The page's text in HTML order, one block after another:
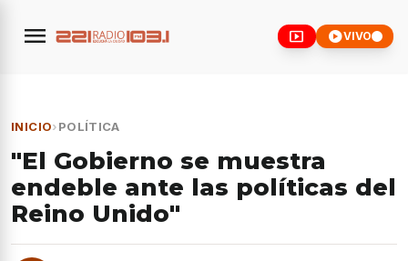
menu smart_display play_circleVIVO
INICIO›POLÍTICA
"El Gobierno se muestra
endeble ante las políticas del
Reino Unido"